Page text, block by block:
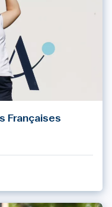
Françaises